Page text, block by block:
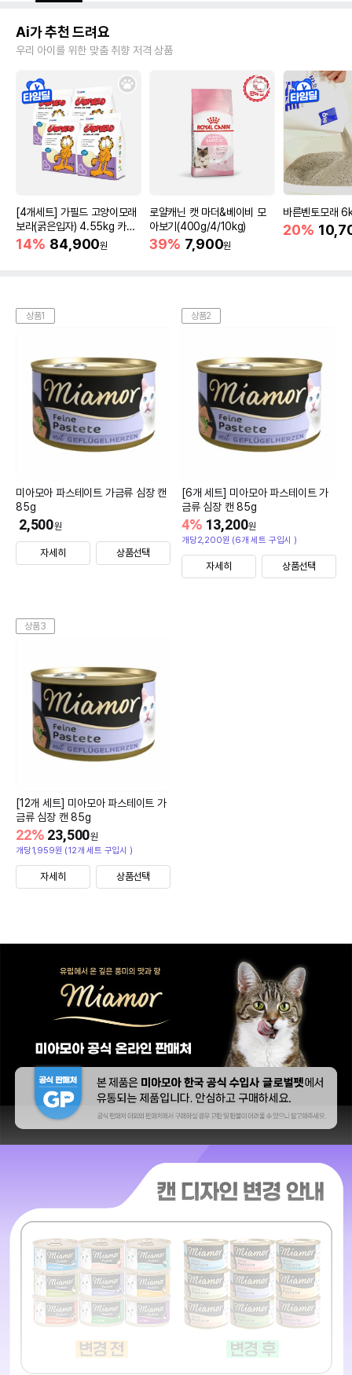
Ai가 추천 드려요
우리 아이를 위한 맞춤 취향 저격 상품
[4개세트] 가필드 고양이모래
보라(굵은입자) 4.55kg 카사
바모래
14% 84,900원
로얄캐닌 캣 마더&베이비 모
아보기(400g/4/10kg)
39% 7,900원
바른벤토모래
20%
상품1
미아모아 파스테이트 가금류 심장 캔
85g
2,500원
자세히 상품선택
상품2
[6개 세트] 미아모아 파스테이트 가
금류 심장 캔 85g
13,200원
4%
개당2,200원 (6개 세트 구입시 )
자세히 상품선택
상품3
[12개 세트] 미아모아 파스테이트 가
금류 심장 캔 85g
23,500원
22%
개당1,959원 (12개 세트 구입시 )
자세히 상품선택